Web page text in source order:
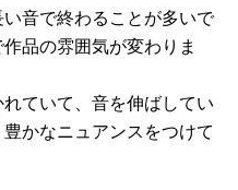
音で終わることが多いで
品の雰囲気が変わりま
ていて、音を伸ばしてい
かなニュアンスをつけて